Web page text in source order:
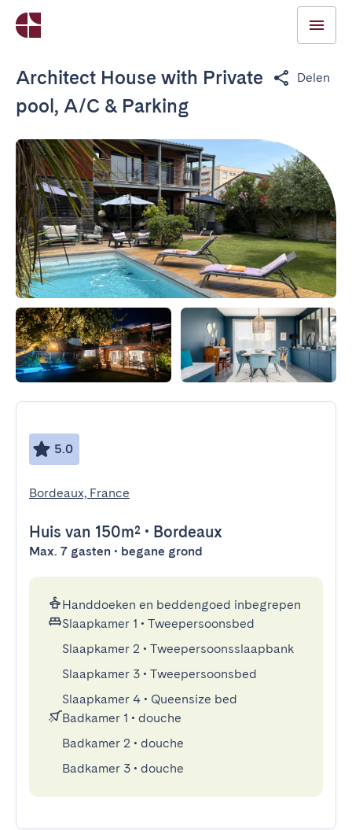
Architect House with Private
pool, A/C & Parking
Delen
5.0
Bordeaux, France
Huis van 150m² • Bordeaux
Max. 7 gasten • begane grond
Handdoeken en beddengoed inbegrepen
Slaapkamer 1 • Tweepersoonsbed
Slaapkamer 2 • Tweepersoonsslaapbank
Slaapkamer 3 • Tweepersoonsbed
Slaapkamer 4 • Queensize bed
Badkamer 1 • douche
Badkamer 2 • douche
Badkamer 3 • douche